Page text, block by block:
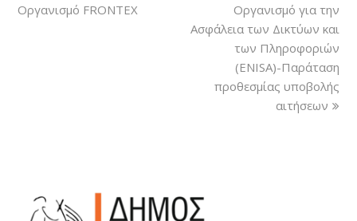
Οργανισμό FRONTEX
Οργανισμό για την
Ασφάλεια των Δικτύων και
των Πληροφοριών
(ENISA)-Παράταση
προθεσμίας υποβολής
αιτήσεων